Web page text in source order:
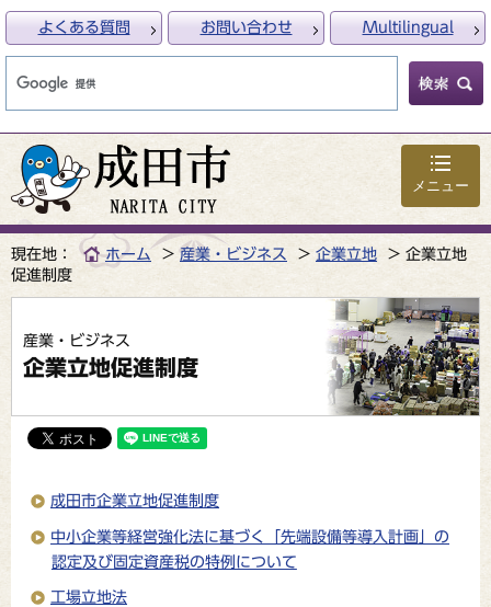
メニュー
よくある質問 お問い合わせ Multilingual
現在地： ホーム 産業・ビジネス 企業立地
企業立地
促進制度
産業・ビジネス
企業立地促進制度
成田市企業立地促進制度
中小企業等経営強化法に基づく「先端設備等導入計画」の
認定及び固定資産税の特例について
工場立地法